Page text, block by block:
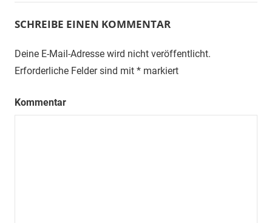
SCHREIBE EINEN KOMMENTAR
Deine E-Mail-Adresse wird nicht veröffentlicht.
Erforderliche Felder sind mit * markiert
Kommentar